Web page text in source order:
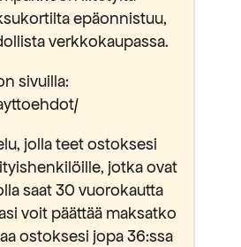
epäonnistuu,
verkkokaupassa.
sivuilla:
jolla teet ostoksesi
jotka ovat
saat 30 vuorokautta
voit päättää maksatko
ostoksesi jopa 36:ssa